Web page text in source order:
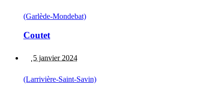
(Garlède-Mondebat)
Coutet
5 janvier 2024
(Larrivière-Saint-Savin)